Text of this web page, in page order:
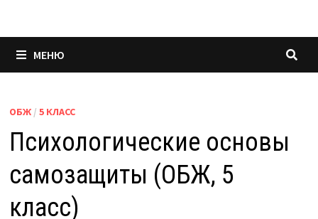
МЕНЮ
ОБЖ/ 5 КЛАСС
Психологические основы
самозащиты (ОБЖ, 5
класс)